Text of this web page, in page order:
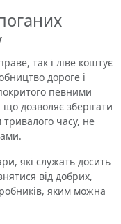
так і ліве коштує
дороге і
певними
дозволяє зберігати
часу, не
які служать досить
від добрих,
яким можна